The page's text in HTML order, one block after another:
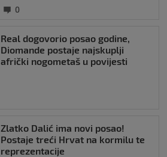
0
Real dogovorio posao godine,
Diomande postaje najskuplji
afrički nogometaš u povijesti
Zlatko Dalić ima novi posao!
Postaje treći Hrvat na kormilu te
reprezentacije